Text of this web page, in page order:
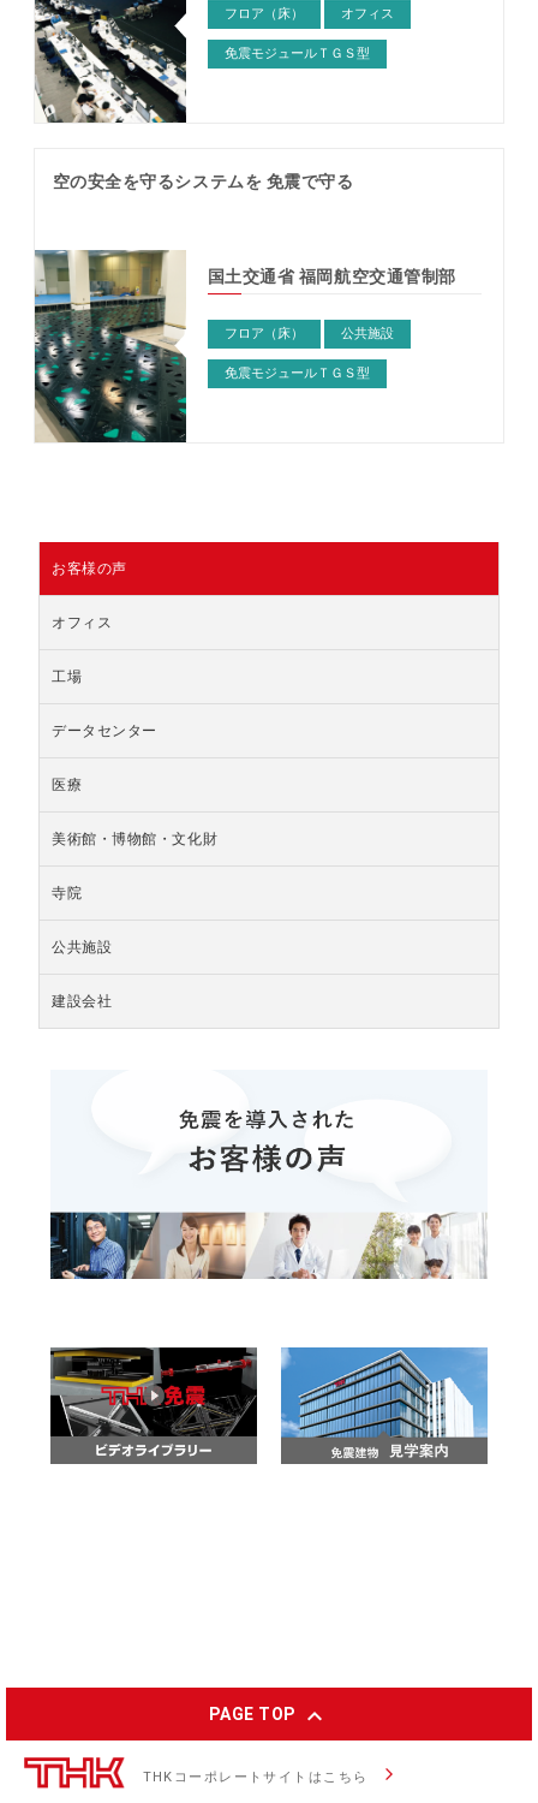
フロア（床） オフィス
免震モジュールＴＧＳ型
空の安全を守るシステムを 免震で守る
国土交通省 福岡航空交通管制部
フロア（床） 公共施設
免震モジュールＴＧＳ型
お客様の声
オフィス
工場
データセンター
医療
美術館・博物館・文化財
寺院
公共施設
建設会社
PAGE TOP expand_less
THKコーポレートサイトはこちら arrow_forward_ios